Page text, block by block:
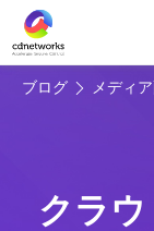
ブログ メディ
クラ